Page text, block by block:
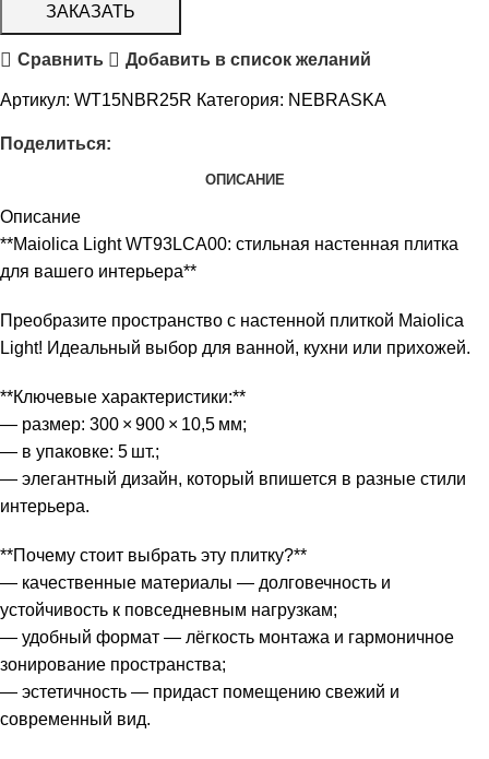
ЗАКАЗАТЬ
Сравнить Добавить в список желаний
Артикул: WT15NBR25R Категория: NEBRASKA
Поделиться:
ОПИСАНИЕ
Описание
**Maiolica Light WT93LCA00: стильная настенная плитка
для вашего интерьера**
Преобразите пространство с настенной плиткой Maiolica
Light! Идеальный выбор для ванной, кухни или прихожей.
**Ключевые характеристики:**
— размер: 300 × 900 × 10,5 мм;
— в упаковке: 5 шт.;
— элегантный дизайн, который впишется в разные стили
интерьера.
**Почему стоит выбрать эту плитку?**
— качественные материалы — долговечность и
устойчивость к повседневным нагрузкам;
— удобный формат — лёгкость монтажа и гармоничное
зонирование пространства;
— эстетичность — придаст помещению свежий и
современный вид.